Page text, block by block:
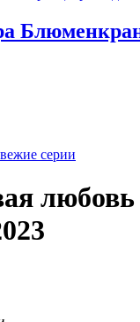
серии
любовь